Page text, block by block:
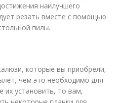
наилучшего
резать вместе с помощью
пилы.
которые вы приобрели,
чем это необходимо для
их установить, то вам,